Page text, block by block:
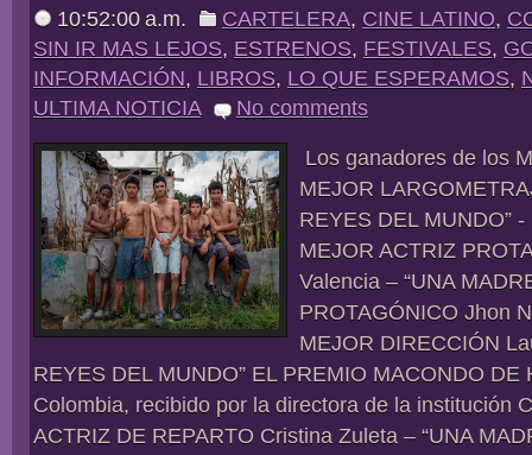
10:52:00 a.m. CARTELERA, CINE LATINO,
SIN IR MAS LEJOS, ESTRENOS, FESTIVALES,
INFORMACIÓN, LIBROS, LO QUE ESPERAMOS,
ULTIMA NOTICIA
No comments
Los ganadores de los
MEJOR
REYES DEL MUNDO”
MEJOR ACTRIZ
Valencia – “UNA
PROTAGÓNICO Jhon
MEJOR DIRECCIÓN
REYES DEL MUNDO” EL PREMIO MACONDO DE
Colombia, recibido por la directora de la institución
ACTRIZ DE REPARTO Cristina Zuleta – “UNA